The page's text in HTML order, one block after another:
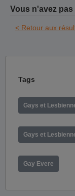
Vous n'avez
< Retour aux
Tags
Gays et
Gays et
Gay Evere